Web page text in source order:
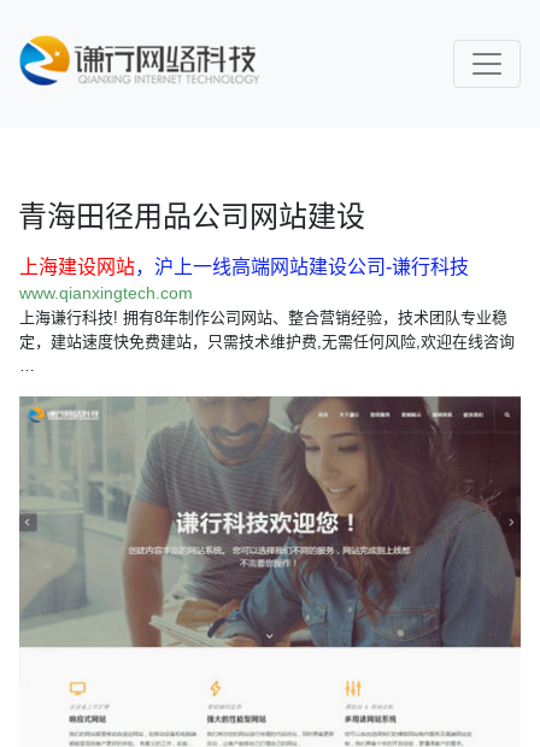
青海田径用品公司网站建设
上海建设网站，沪上一线高端网站建设公司-谦行科技
www.qianxingtech.com
上海谦行科技! 拥有8年制作公司网站、整合营销经验，技术团队专业稳
定，建站速度快免费建站，只需技术维护费,无需任何风险,欢迎在线咨询
…